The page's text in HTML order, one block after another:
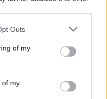
Outs
of my
of my
wielkich
sprawa wymagająca
gospodarstwach
jednorodzinną.
ale i oszczędzać. Trzeba
przemysłowej i